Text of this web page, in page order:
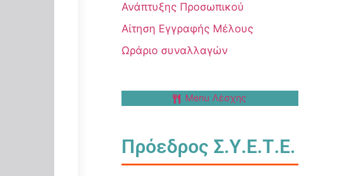
Ανάπτυξης Προσωπικού
Αίτηση Εγγραφής Μέλους
Ωράριο συναλλαγών
Menu Λέσχης
Πρόεδρος Σ.Υ.Ε.Τ.Ε.